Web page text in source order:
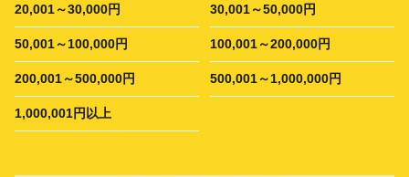
20,001～30,000円 30,001～50,000円
50,001～100,000円 100,001～200,000円
200,001～500,000円 500,001～1,000,000円
1,000,001円以上